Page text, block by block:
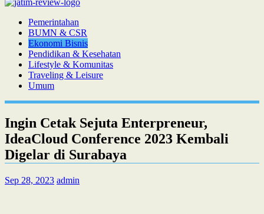
Pemerintahan
BUMN & CSR
Ekonomi Bisnis
Pendidikan & Kesehatan
Lifestyle & Komunitas
Traveling & Leisure
Umum
Ingin Cetak Sejuta Enterpreneur,
IdeaCloud Conference 2023 Kembali
Digelar di Surabaya
Sep 28, 2023 admin